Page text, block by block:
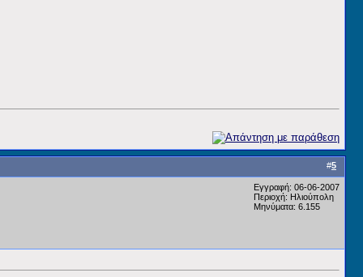
#5
Εγγραφή: 06-06-2007
Περιοχή: Ηλιούπολη
Μηνύματα: 6.155